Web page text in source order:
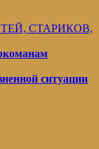
СТАРИКОВ,
ситуации